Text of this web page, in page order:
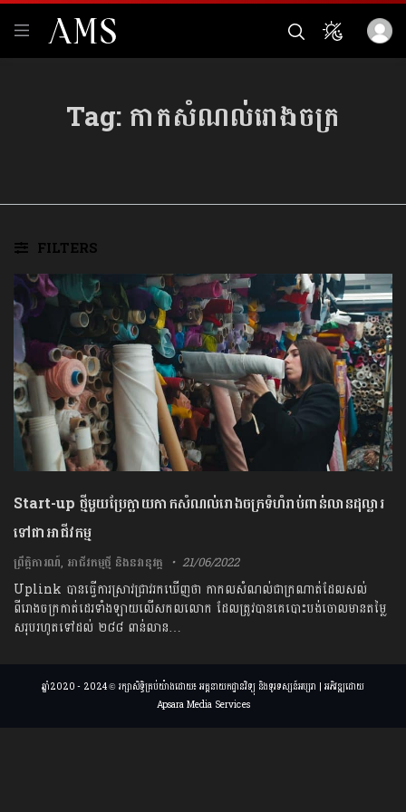
Tag:កាកសំណល់រោងចក្រ
FILTERS
Start-up ថ្មីមួយប្រែក្លាយកាកសំណល់រោងចក្រទំហំរាប់ពាន់លានដុល្លារ
ទៅជាអាជីវកម្ម
ព្រឹត្តិការណ៍, អាជីវកម្មថ្មី និងនវានុវត្ត 21/06/2022
Uplink បានធ្វើការស្រាវជ្រាវរកឃើញថា កាកលសំណល់ជាក្រណាត់ដែលសល់
ពីរោងចក្រកាត់ដេរទាំងឡាយលើសកលលោក ដែលត្រូវបានគេបោះបង់ចោលមានតម្លៃ
សរុបរហូតទៅដល់ ២៨៨ ពាន់លាន…
ឆ្នាំ2020 - 2024 © រក្សាសិទ្ធិគ្រប់យ៉ាងដោយ៖ អគ្គនាយកដ្ឋានវិទ្យុ និងទូរទស្សន៍អប្សរា | អភិវឌ្ឍដោយ
Apsara Media Services